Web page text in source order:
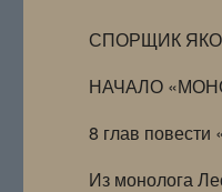
СПОРЩИК
НАЧАЛО
8 глав повести
Из монолога